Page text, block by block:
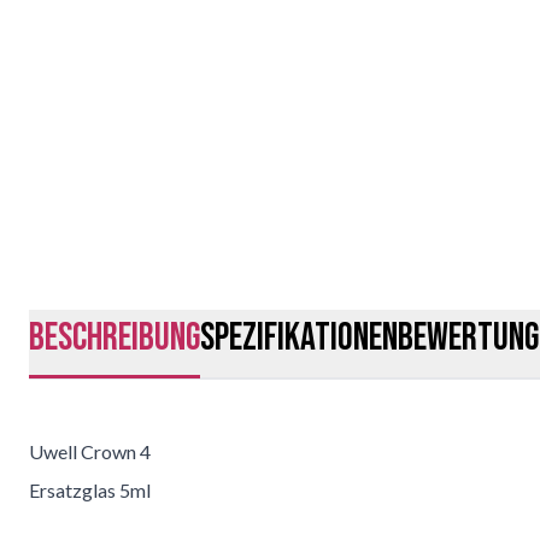
BeschreibungSpezifikationen
Uwell Crown 4
Ersatzglas 5ml